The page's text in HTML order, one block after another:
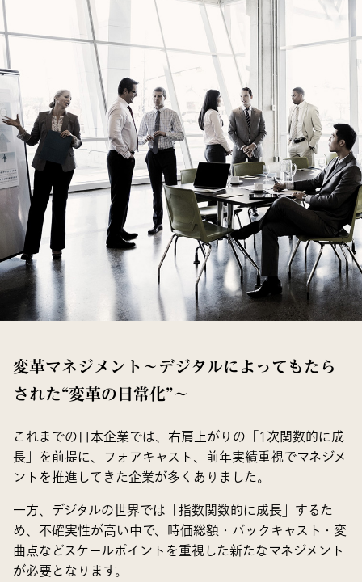
変革マネジメント～デジタルによってもたら
された“変革の日常化”～
これまでの日本企業では、右肩上がりの「1次関数的に成
長」を前提に、フォアキャスト、前年実績重視でマネジメ
ントを推進してきた企業が多くありました。
一方、デジタルの世界では「指数関数的に成長」するた
め、不確実性が高い中で、時価総額・バックキャスト・変
曲点などスケールポイントを重視した新たなマネジメント
が必要となります。